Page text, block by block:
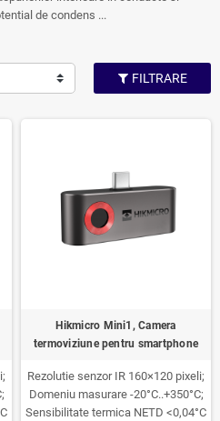
de condens ...
FILTRARE
Hikmicro Mini1, Camera
termoviziune pentru smartphone
Rezolutie senzor IR 160×120 pixeli;
Domeniu masurare -20°C..+350°C;
Sensibilitate termica NETD <0,04°C